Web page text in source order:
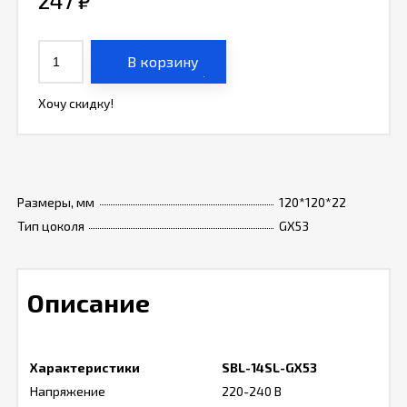
Размеры, мм
120*120*22
Тип цоколя
GX53
В корзину
Хочу скидку!
Описание
Характеристики
SBL-14SL-GX53
Напряжение
220-240 В